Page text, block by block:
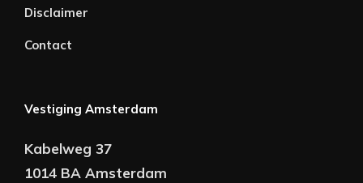
Disclaimer
Contact
Vestiging Amsterdam
Kabelweg 37
1014 BA Amsterdam